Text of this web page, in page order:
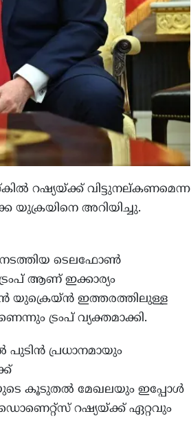
റഷ്യയ്ക്ക് വിട്ടുനല്കണമെന്ന
യുക്രയിനെ അറിയിച്ചു.
നടത്തിയ ടെലഫോണ്‍
ആണ് ഇക്കാര്യം
യുക്രെയ്ന്‍ ഇത്തരത്തിലുള്ള
ട്രംപ് വ്യക്തമാക്കി.
പുടിന്‍ പ്രധാനമായും
കൂടുതല്‍ മേഖലയും ഇപ്പോള്‍
റഷ്യയ്ക്ക് ഏറ്റവും